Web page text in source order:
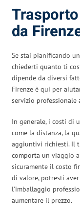
da
Se stai pianificando
chiederti quanto ti
dipende da diversi
Firenze è qui per
servizio professionale
In generale, i costi di
come la distanza, la
aggiuntivi richiesti. Il
comporta un viaggio
sicuramente il costo
di valore, potresti
l’imballaggio
aumentare il prezzo.